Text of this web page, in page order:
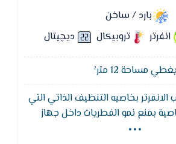
بارد / ساخن
انفرتر تروبيكال ديچيتال
يغطي مساحة 12 متر²
بخاصيه التنظيف الذاتي التي
بمنع نمو الفطريات داخل جهاز
هذه الخاصية يقوم الجهاز بضخ
...